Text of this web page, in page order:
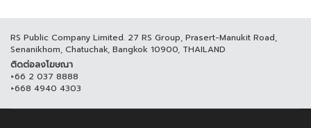
RS Public Company Limited. 27 RS Group, Prasert-Manukit Road,
Senanikhom, Chatuchak, Bangkok 10900, THAILAND
ติดต่อลงโฆษณา
+66 2 037 8888
+668 4940 4303